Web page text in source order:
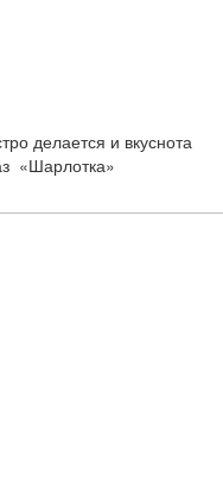
делается и вкуснота
«Шарлотка»